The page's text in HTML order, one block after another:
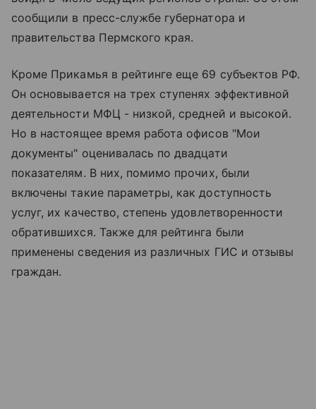
сообщили в пресс-службе губернатора и
правительства Пермского края.
Кроме Прикамья в рейтинге еще 69 субъектов РФ.
Он основывается на трех ступенях эффективной
деятельности МФЦ - низкой, средней и высокой.
Но в настоящее время работа офисов "Мои
документы" оценивалась по двадцати
показателям. В них, помимо прочих, были
включены такие параметры, как доступность
услуг, их качество, степень удовлетворенности
обратившихся. Также для рейтинга были
применены сведения из различных ГИС и отзывы
граждан.